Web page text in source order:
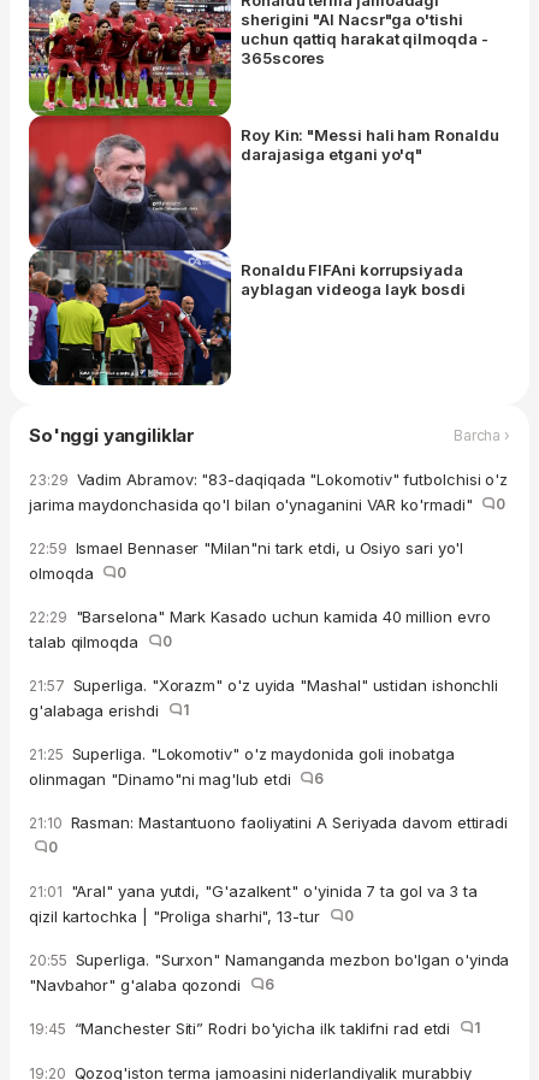
sherigini "Al Nacsr"ga o'tishi
uchun qattiq harakat qilmoqda -
365scores
Roy Kin: "Messi hali ham Ronaldu
darajasiga etgani yo'q"
Ronaldu FIFAni korrupsiyada
ayblagan videoga layk bosdi
So'nggi yangiliklar Barcha ›
23:29 Vadim Abramov: "83-daqiqada "Lokomotiv" futbolchisi o'z
jarima maydonchasida qo'l bilan o'ynaganini VAR ko'rmadi"
0
22:59 Ismael Bennaser "Milan"ni tark etdi, u Osiyo sari yo'l
olmoqda
0
22:29 "Barselona" Mark Kasado uchun kamida 40 million evro
talab qilmoqda
0
21:57 Superliga. "Xorazm" o'z uyida "Mashal" ustidan ishonchli
g'alabaga erishdi
1
21:25 Superliga. "Lokomotiv" o'z maydonida goli inobatga
olinmagan "Dinamo"ni mag'lub etdi
6
21:10 Rasman: Mastantuono faoliyatini A Seriyada davom ettiradi
0
21:01 "Aral" yana yutdi, "G'azalkent" o'yinida 7 ta gol va 3 ta
qizil kartochka | "Proliga sharhi", 13-tur
0
20:55 Superliga. "Surxon" Namanganda mezbon bo'lgan o'yinda
"Navbahor" g'alaba qozondi
6
19:45 “Manchester Siti” Rodri bo'yicha ilk taklifni rad etdi 1
19:20 Qozog'iston terma jamoasini niderlandiyalik murabbiy